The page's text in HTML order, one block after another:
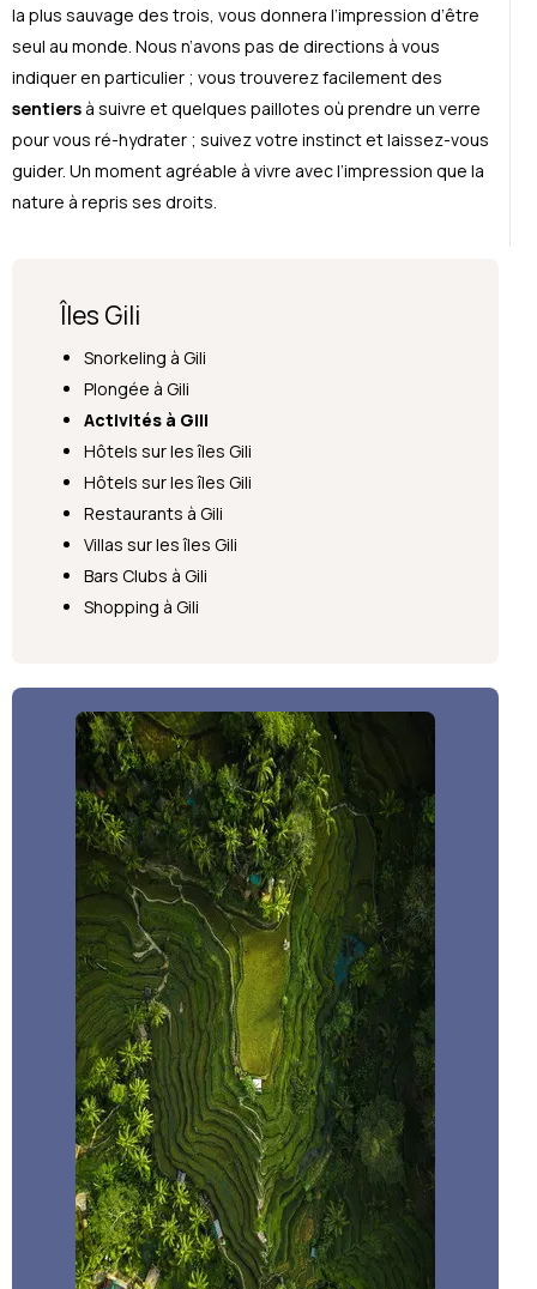
la plus sauvage des trois, vous donnera l’impression d’être
seul au monde. Nous n’avons pas de directions à vous
indiquer en particulier ; vous trouverez facilement des
sentiers à suivre et quelques paillotes où prendre un verre
pour vous ré-hydrater ; suivez votre instinct et laissez-vous
guider. Un moment agréable à vivre avec l’impression que la
nature à repris ses droits.
Îles Gili
Snorkeling à Gili
Plongée à Gili
Activités à Gili
Hôtels sur les îles Gili
Hôtels sur les îles Gili
Restaurants à Gili
Villas sur les îles Gili
Bars Clubs à Gili
Shopping à Gili